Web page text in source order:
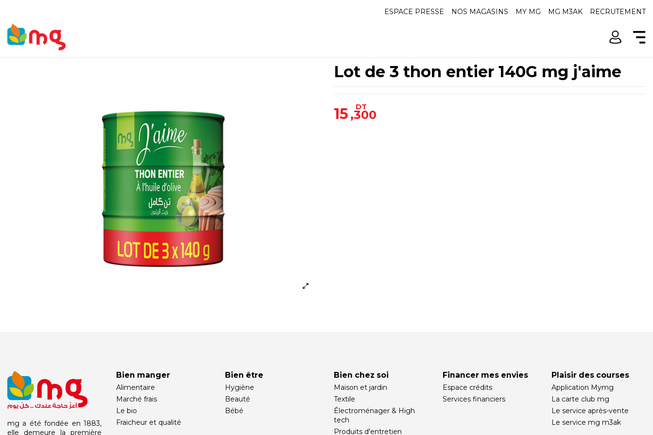
ESPACE PRESSE NOS MAGASINS MY MG MG M3AK RECRUTEMENT
Lot de 3 thon entier 140G mg j'aime
15 ,300
DT
mg a été fondée en 1883,
elle demeure la première
Bien manger
Alimentaire
Marché frais
Le bio
Fraicheur et qualité
Bien être
Hygiène
Beauté
Bébé
Bien chez soi
Maison et jardin
Textile
Électroménager & High
tech
Produits d'entretien
Financer mes envies
Espace crédits
Services financiers
Plaisir des courses
Application Mymg
La carte club mg
Le service après-vente
Le service mg m3ak